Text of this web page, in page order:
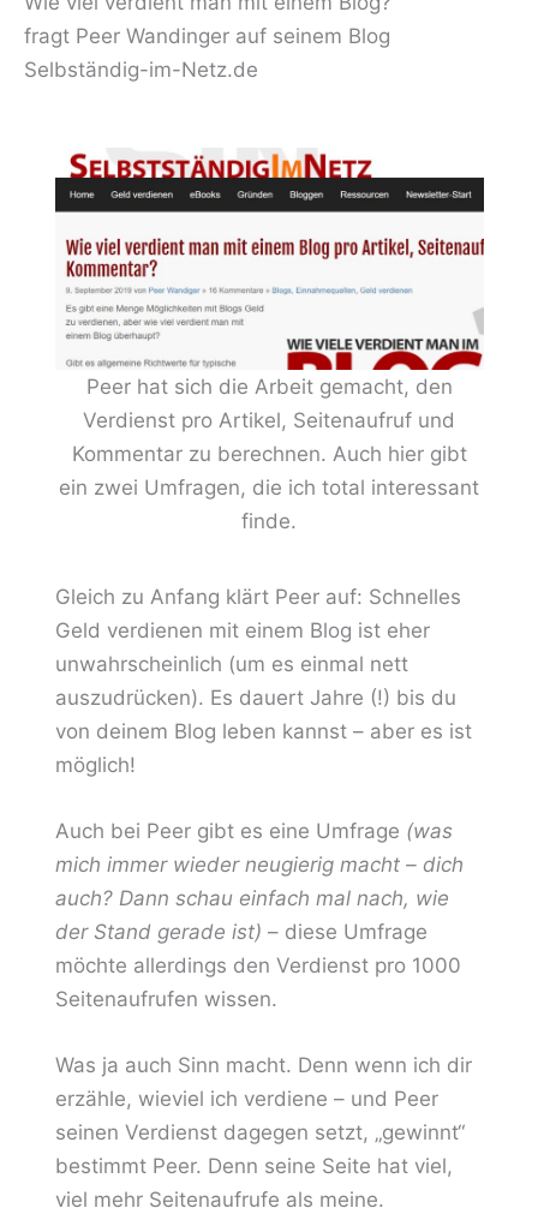
fragt Peer Wandinger auf seinem Blog
Selbständig-im-Netz.de
Peer hat sich die Arbeit gemacht, den
Verdienst pro Artikel, Seitenaufruf und
Kommentar zu berechnen. Auch hier gibt
ein zwei Umfragen, die ich total interessant
finde.
Gleich zu Anfang klärt Peer auf: Schnelles
Geld verdienen mit einem Blog ist eher
unwahrscheinlich (um es einmal nett
auszudrücken). Es dauert Jahre (!) bis du
von deinem Blog leben kannst – aber es ist
möglich!
Auch bei Peer gibt es eine Umfrage (was
mich immer wieder neugierig macht – dich
auch? Dann schau einfach mal nach, wie
der Stand gerade ist) – diese Umfrage
möchte allerdings den Verdienst pro 1000
Seitenaufrufen wissen.
Was ja auch Sinn macht. Denn wenn ich dir
erzähle, wieviel ich verdiene – und Peer
seinen Verdienst dagegen setzt, „gewinnt“
bestimmt Peer. Denn seine Seite hat viel,
viel mehr Seitenaufrufe als meine.